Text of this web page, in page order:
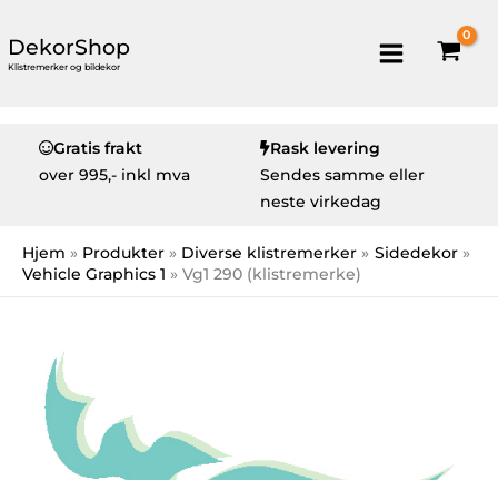
DekorShop
Klistremerker og bildekor
Gratis frakt
over 995,- inkl mva
Rask levering
Sendes samme eller
neste virkedag
Hjem Produkter Diverse klistremerker
Sidedekor
Vehicle Graphics 1
Vg1 290 (klistremerke)